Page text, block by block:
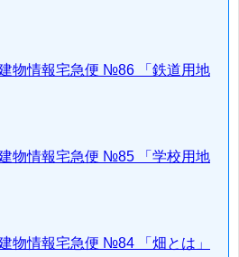
物情報宅急便 №86 「鉄道用地
物情報宅急便 №85 「学校用地
物情報宅急便 №84 「畑とは」